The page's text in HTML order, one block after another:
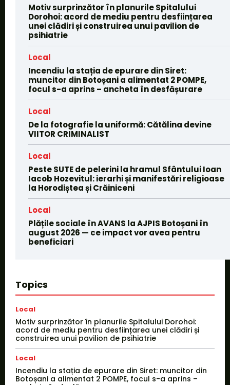
Motiv surprinzător în planurile Spitalului
Dorohoi: acord de mediu pentru desființarea
unei clădiri și construirea unui pavilion de
psihiatrie
Local
Incendiu la stația de epurare din Siret:
muncitor din Botoșani a alimentat 2 POMPE,
focul s-a aprins – ancheta în desfășurare
Local
De la fotografie la uniformă: Cătălina devine
VIITOR CRIMINALIST
Local
Peste SUTE de pelerini la hramul Sfântului Ioan
Iacob Hozevitul: ierarhi și manifestări religioase
la Horodiștea și Crăiniceni
Local
Plățile sociale în AVANS la AJPIS Botoșani în
august 2026 — ce impact vor avea pentru
beneficiari
Topics
Local
Motiv surprinzător în planurile Spitalului Dorohoi:
acord de mediu pentru desființarea unei clădiri și
construirea unui pavilion de psihiatrie
Local
Incendiu la stația de epurare din Siret: muncitor din
Botoșani a alimentat 2 POMPE, focul s-a aprins –